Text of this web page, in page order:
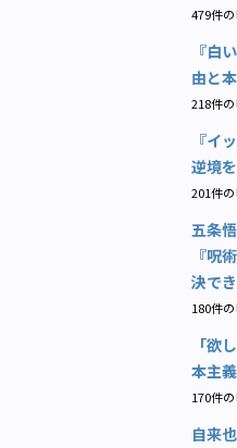
479件
『白
由と
218件
『イ
逆境
201件
五条
『呪
決で
180件
「欲
本主
170件
自来